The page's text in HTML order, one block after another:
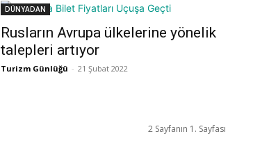
DÜNYADAN
Rusların Avrupa ülkelerine yönelik
talepleri artıyor
Turizm Günlüğü - 21 Şubat 2022
2 Sayfanın 1. Sayfası